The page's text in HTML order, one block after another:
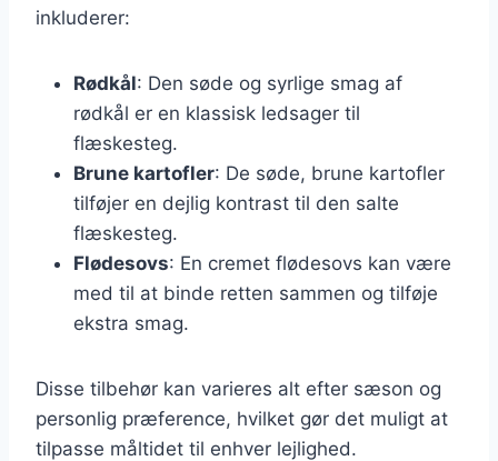
inkluderer:
Rødkål: Den søde og syrlige smag af
rødkål er en klassisk ledsager til
flæskesteg.
Brune kartofler: De søde, brune kartofler
tilføjer en dejlig kontrast til den salte
flæskesteg.
Flødesovs: En cremet flødesovs kan være
med til at binde retten sammen og tilføje
ekstra smag.
Disse tilbehør kan varieres alt efter sæson og
personlig præference, hvilket gør det muligt at
tilpasse måltidet til enhver lejlighed.